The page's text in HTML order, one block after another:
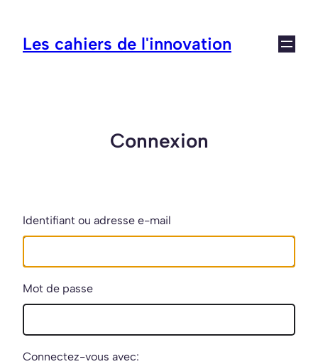
contenu
Les cahiers de l'innovation
Connexion
Identifiant ou adresse e-mail
Mot de passe
Connectez-vous avec: